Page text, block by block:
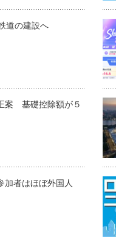
道の建設へ
案 基礎控除額が５
者はほぼ外国人